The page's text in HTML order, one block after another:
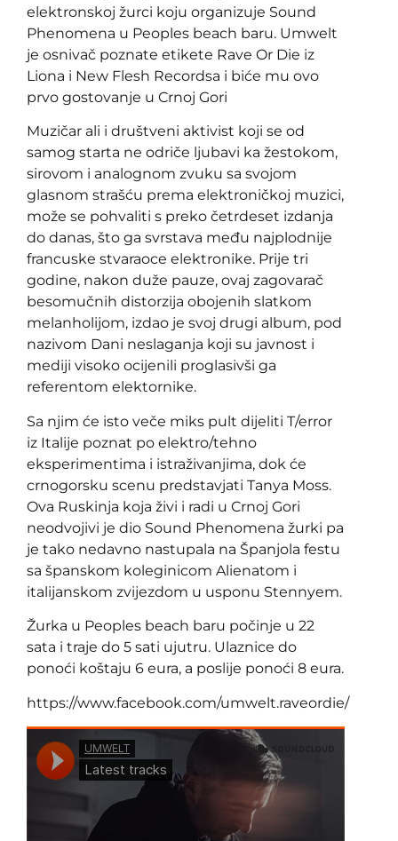
elektronskoj žurci koju organizuje Sound
Phenomena u Peoples beach baru. Umwelt
je osnivač poznate etikete Rave Or Die iz
Liona i New Flesh Recordsa i biće mu ovo
prvo gostovanje u Crnoj Gori
Muzičar ali i društveni aktivist koji se od
samog starta ne odriče ljubavi ka žestokom,
sirovom i analognom zvuku sa svojom
glasnom strašću prema elektroničkoj muzici,
može se pohvaliti s preko četrdeset izdanja
do danas, što ga svrstava među najplodnije
francuske stvaraoce elektronike. Prije tri
godine, nakon duže pauze, ovaj zagovarač
besomučnih distorzija obojenih slatkom
melanholijom, izdao je svoj drugi album, pod
nazivom Dani neslaganja koji su javnost i
mediji visoko ocijenili proglasivši ga
referentom elektornike.
Sa njim će isto veče miks pult dijeliti T/error
iz Italije poznat po elektro/tehno
eksperimentima i istraživanjima, dok će
crnogorsku scenu predstavjati Tanya Moss.
Ova Ruskinja koja živi i radi u Crnoj Gori
neodvojivi je dio Sound Phenomena žurki pa
je tako nedavno nastupala na Španjola festu
sa španskom koleginicom Alienatom i
italijanskom zvijezdom u usponu Stennyem.
Žurka u Peoples beach baru počinje u 22
sata i traje do 5 sati ujutru. Ulaznice do
ponoći koštaju 6 eura, a poslije ponoći 8 eura.
https://www.facebook.com/umwelt.raveordie/